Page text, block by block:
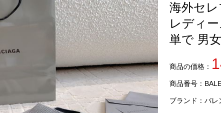
トンスーパーコピー バッグ最新モデルが登場。上質な仕上がりをお
海外セ
レディ
単で 男
商品の価格：
商品番号：
ブランド： バレ